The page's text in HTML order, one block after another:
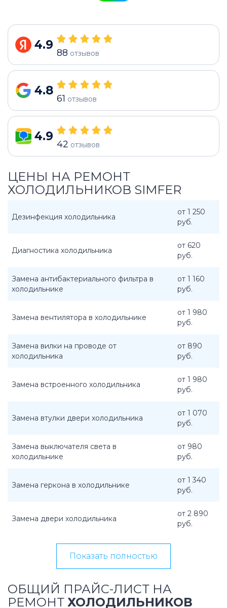
4.9
88 отзывов
4.8
61 отзывов
4.9
42 отзывов
ЦЕНЫ НА РЕМОНТ
ХОЛОДИЛЬНИКОВ SIMFER
Дезинфекция холодильника
от 1 250
руб.
Диагностика холодильника
от 620
руб.
Замена антибактериального фильтра в
холодильнике
от 1 160
руб.
Замена вентилятора в холодильнике
от 1 980
руб.
Замена вилки на проводе от
холодильника
от 890
руб.
Замена встроенного холодильника
от 1 980
руб.
Замена втулки двери холодильника
от 1 070
руб.
Замена выключателя света в
холодильнике
от 980
руб.
Замена геркона в холодильнике
от 1 340
руб.
Замена двери холодильника
от 2 890
руб.
Показать полностью
ОБЩИЙ ПРАЙС-ЛИСТ НА
РЕМОНТ ХОЛОДИЛЬНИКОВ